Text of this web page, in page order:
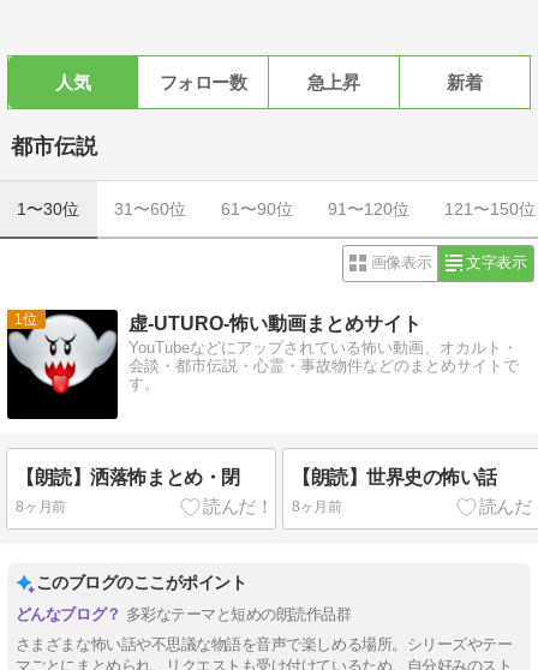
人気 フォロー数 急上昇 新着
都市伝説
1〜30位 31〜60位 61〜90位 91〜120位 121〜150位
画像表示 文字表示
1 虚-UTURO-怖い動画まとめサイト
YouTubeなどにアップされている怖い動画、オカルト・
会談・都市伝説・心霊・事故物件などのまとめサイトで
す。
【朗読】洒落怖まとめ・閉
8ヶ月前
【朗読】世界史の怖い話
8ヶ月前
このブログのここがポイント
多彩なテーマと短めの朗読作品群
さまざまな怖い話や不思議な物語を音声で楽しめる場所。シリーズやテー
マごとにまとめられ、リクエストも受け付けているため、自分好みのスト